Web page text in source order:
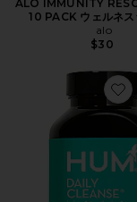
ALO IMMUNITY
10 PACK ウェルネス
alo
$30